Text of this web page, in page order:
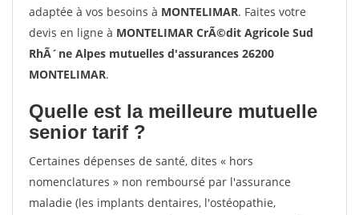
adaptée à vos besoins à MONTELIMAR. Faites votre
devis en ligne à MONTELIMAR CrÃ©dit Agricole Sud
RhÃ´ne Alpes mutuelles d'assurances 26200
MONTELIMAR.
Quelle est la meilleure mutuelle
senior tarif ?
Certaines dépenses de santé, dites « hors
nomenclatures » non remboursé par l'assurance
maladie (les implants dentaires, l'ostéopathie,